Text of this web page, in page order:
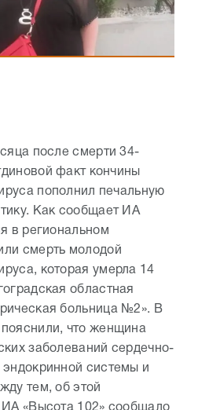
после смерти 34-
факт кончины
пополнил печальную
Как сообщает ИА
в региональном
смерть молодой
которая умерла 14
областная
больница №2». В
что женщина
заболеваний сердечно-
системы и
тем, об этой